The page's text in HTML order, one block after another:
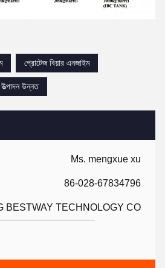
Ms. mengxue xu
86-028-67834796
BESTWAY TECHNOLOGY CO
প্রোটেজ বিয়ার এনজাইম
উন্নত